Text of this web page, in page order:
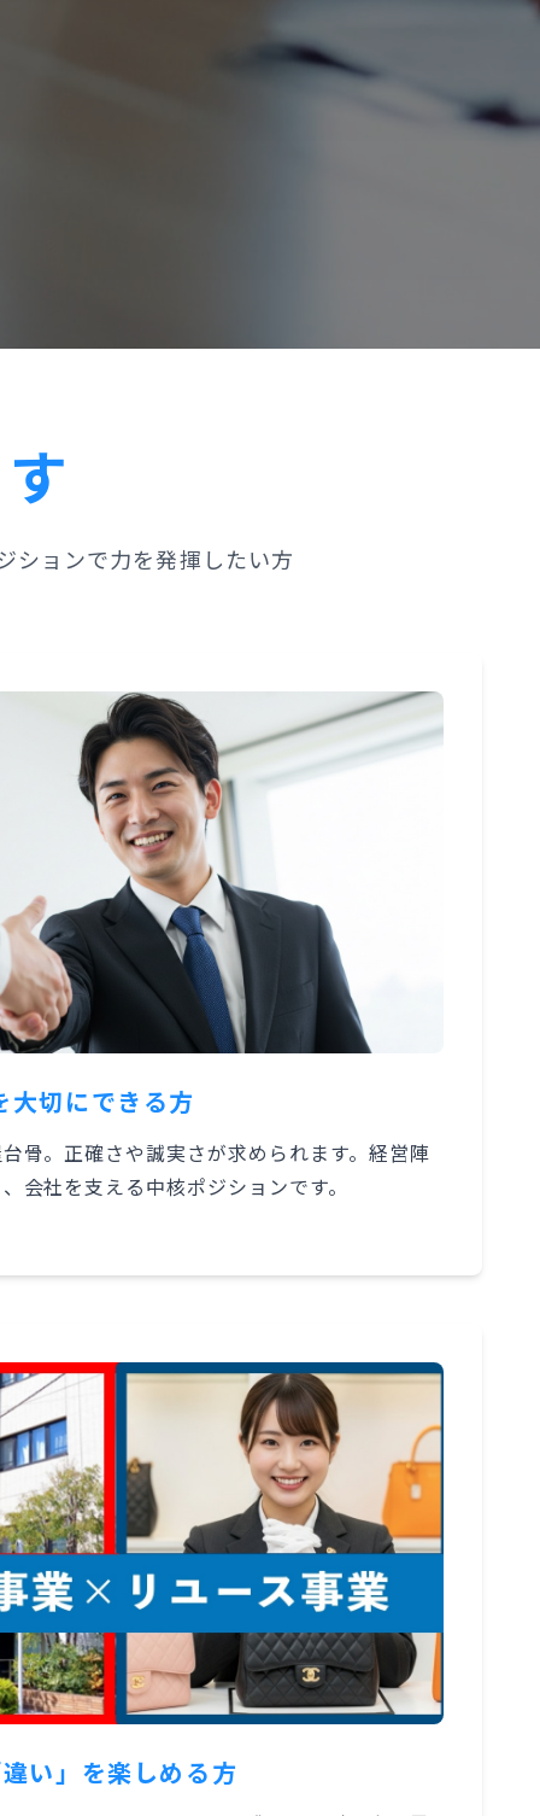
ションで力を発揮したい方
大切にできる方
骨。正確さや誠実さが求められます。経営陣
会社を支える中核ポジションです。
い」を楽しめる方